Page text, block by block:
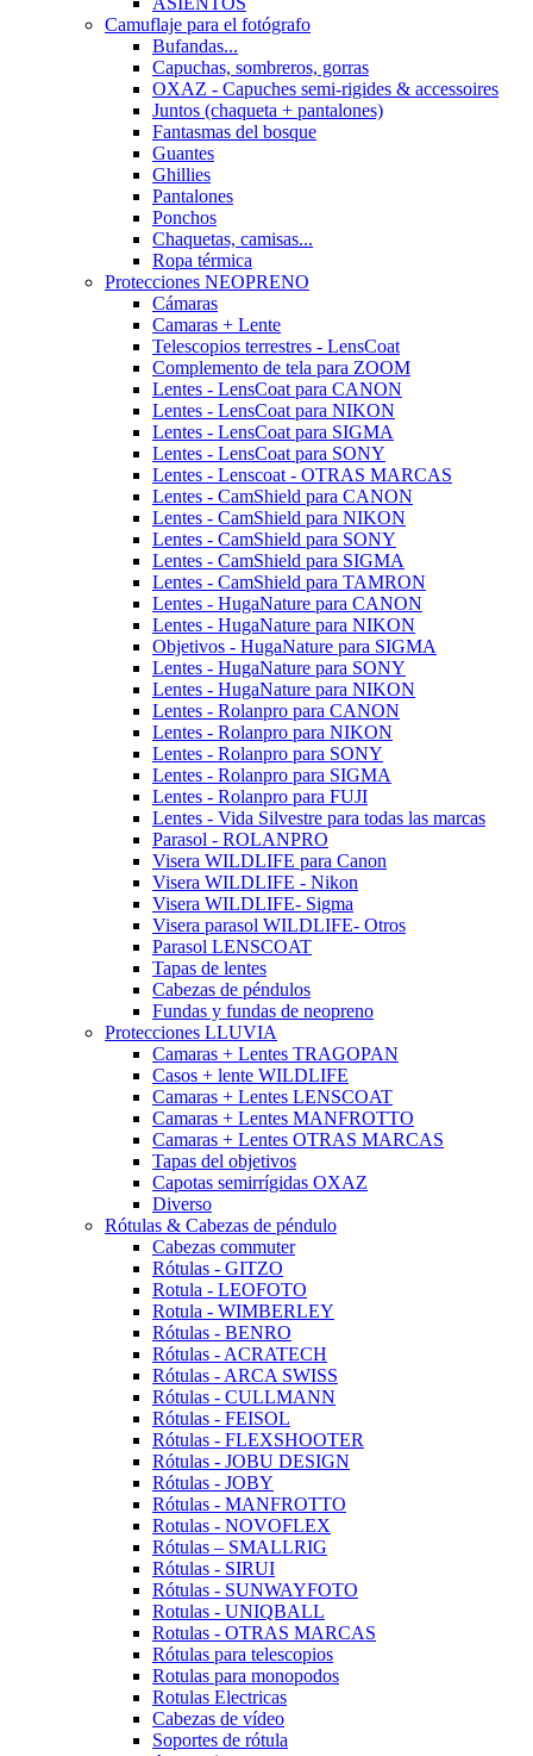
Camuflaje para el fotógrafo
Bufandas...
Capuchas, sombreros, gorras
OXAZ - Capuches semi-rigides & accessoires
Juntos (chaqueta + pantalones)
Fantasmas del bosque
Guantes
Ghillies
Pantalones
Ponchos
Chaquetas, camisas...
Ropa térmica
Protecciones NEOPRENO
Cámaras
Camaras + Lente
Telescopios terrestres - LensCoat
Complemento de tela para ZOOM
Lentes - LensCoat para CANON
Lentes - LensCoat para NIKON
Lentes - LensCoat para SIGMA
Lentes - LensCoat para SONY
Lentes - Lenscoat - OTRAS MARCAS
Lentes - CamShield para CANON
Lentes - CamShield para NIKON
Lentes - CamShield para SONY
Lentes - CamShield para SIGMA
Lentes - CamShield para TAMRON
Lentes - HugaNature para CANON
Lentes - HugaNature para NIKON
Objetivos - HugaNature para SIGMA
Lentes - HugaNature para SONY
Lentes - HugaNature para NIKON
Lentes - Rolanpro para CANON
Lentes - Rolanpro para NIKON
Lentes - Rolanpro para SONY
Lentes - Rolanpro para SIGMA
Lentes - Rolanpro para FUJI
Lentes - Vida Silvestre para todas las marcas
Parasol - ROLANPRO
Visera WILDLIFE para Canon
Visera WILDLIFE - Nikon
Visera WILDLIFE- Sigma
Visera parasol WILDLIFE- Otros
Parasol LENSCOAT
Tapas de lentes
Cabezas de péndulos
Fundas y fundas de neopreno
Protecciones LLUVIA
Camaras + Lentes TRAGOPAN
Casos + lente WILDLIFE
Camaras + Lentes LENSCOAT
Camaras + Lentes MANFROTTO
Camaras + Lentes OTRAS MARCAS
Tapas del objetivos
Capotas semirrígidas OXAZ
Diverso
Rótulas & Cabezas de péndulo
Cabezas commuter
Rótulas - GITZO
Rotula - LEOFOTO
Rotula - WIMBERLEY
Rótulas - BENRO
Rótulas - ACRATECH
Rótulas - ARCA SWISS
Rótulas - CULLMANN
Rótulas - FEISOL
Rótulas - FLEXSHOOTER
Rótulas - JOBU DESIGN
Rótulas - JOBY
Rótulas - MANFROTTO
Rotulas - NOVOFLEX
Rótulas – SMALLRIG
Rótulas - SIRUI
Rótulas - SUNWAYFOTO
Rotulas - UNIQBALL
Rotulas - OTRAS MARCAS
Rótulas para telescopios
Rotulas para monopodos
Rotulas Electricas
Cabezas de vídeo
Soportes de rótula